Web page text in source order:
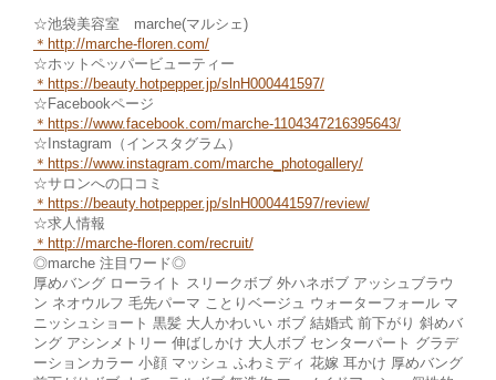
☆池袋美容室 marche(マルシェ)
＊ http://marche-floren.com/
☆ホットペッパービューティー
＊ https://beauty.hotpepper.jp/slnH000441597/
☆Facebookページ
＊https://www.facebook.com/marche-1104347216395643/
☆Instagram（インスタグラム）
＊ https://www.instagram.com/marche_photogallery/
☆サロンへの口コミ
＊https://beauty.hotpepper.jp/slnH000441597/review/
☆求人情報
＊http://marche-fl oren.com/recruit/
◎marche 注目ワード◎
厚めバング ローライト スリークボブ 外ハネボブ アッシュブラウ
ン ネオウルフ 毛先パーマ ことりベージュ ウォーターフォール マ
ニッシュショート 黒髪 大人かわいい ボブ 結婚式 前下がり 斜めバ
ング アシンメトリー 伸ばしかけ 大人ボブ センターパート グラデ
ーションカラー 小顔 マッシュ ふわミディ 花嫁 耳かけ 厚めバング